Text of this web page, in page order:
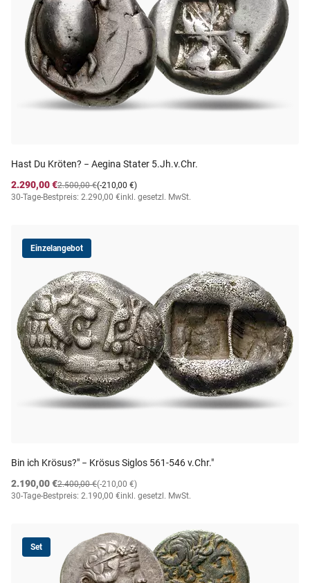
Hast Du Kröten? − Aegina Stater 5.Jh.v.Chr.
2.290,00 €
(-210,00 €)
2.500,00 €
30-Tage-Bestpreis: 2.290,00 €inkl. gesetzl. MwSt.
Einzelangebot
Bin ich Krösus?" − Krösus Siglos 561-546 v.Chr."
2.190,00 €
(-210,00 €)
2.400,00 €
30-Tage-Bestpreis: 2.190,00 €inkl. gesetzl. MwSt.
Set